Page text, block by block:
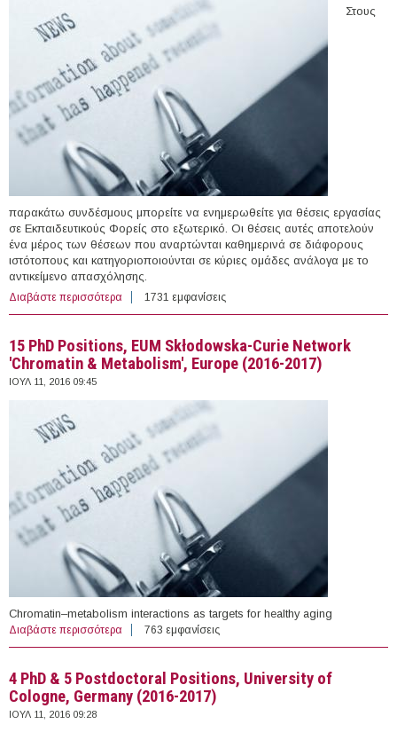
Στους
παρακάτω συνδέσμους μπορείτε να ενημερωθείτε για θέσεις εργασίας
σε Εκπαιδευτικούς Φορείς στο εξωτερικό. Οι θέσεις αυτές αποτελούν
ένα μέρος των θέσεων που αναρτώνται καθημερινά σε διάφορους
ιστότοπους και κατηγοριοποιούνται σε κύριες ομάδες ανάλογα με το
αντικείμενο απασχόλησης.
Διαβάστε περισσότερα για 46 θέσεις εργασίας σε Εκπαιδευτικούς Φορείς στο
εξωτερικό (11/07/2016)
1731 εμφανίσεις
15 PhD Positions, EUM Skłodowska-Curie Network
'Chromatin & Metabolism', Europe (2016-2017)
ΙΟΥΛ 11, 2016 09:45
Chromatin–metabolism interactions as targets for healthy aging
Διαβάστε περισσότερα για 15 PhD Positions, EUM Skłodowska-Curie Network
'Chromatin & Metabolism', Europe (2016-2017)
763 εμφανίσεις
4 PhD & 5 Postdoctoral Positions, University of
Cologne, Germany (2016-2017)
ΙΟΥΛ 11, 2016 09:28